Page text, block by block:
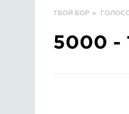
ТВОЙ БОР ▸
5000 -